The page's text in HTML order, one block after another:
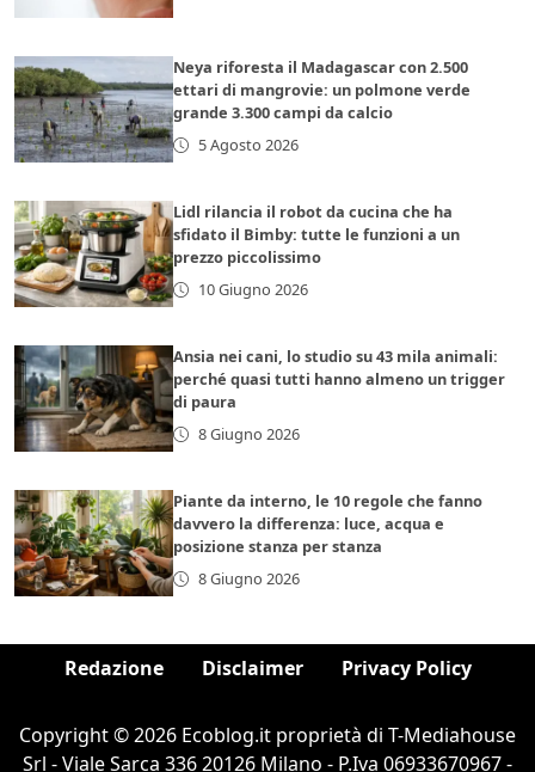
Neya riforesta il Madagascar con 2.500
ettari di mangrovie: un polmone verde
grande 3.300 campi da calcio
5 Agosto 2026
Lidl rilancia il robot da cucina che ha
sfidato il Bimby: tutte le funzioni a un
prezzo piccolissimo
10 Giugno 2026
Ansia nei cani, lo studio su 43 mila animali:
perché quasi tutti hanno almeno un trigger
di paura
8 Giugno 2026
Piante da interno, le 10 regole che fanno
davvero la differenza: luce, acqua e
posizione stanza per stanza
8 Giugno 2026
Redazione Disclaimer Privacy Policy
Copyright © 2026 Ecoblog.it proprietà di T-Mediahouse
Srl - Viale Sarca 336 20126 Milano - P.Iva 06933670967 -